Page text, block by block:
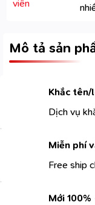
Mô tả sản
Khắc
Dịch vụ
Miễn phí
Free ship
Mới